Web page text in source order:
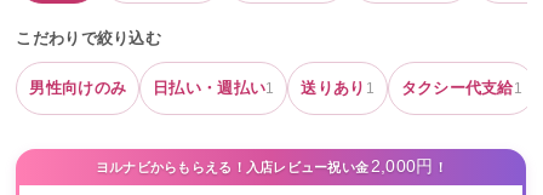
こだわりで絞り込む
男性向けのみ 日払い・週払い1 送りあり 1 タクシー代支給1
ヨルナビからもらえる！入店レビュー祝い金2,000円 ！